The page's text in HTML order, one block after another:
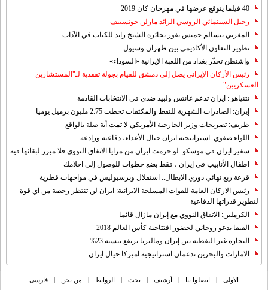
40 فيلما يتوقع عرضها في مهرجان كان 2019
رحيل السينمائي الروسي الرائد مارلن خوتسييف
المغربي بنسالم حميش يفوز بجائزة الشيخ زايد للكتاب في الآداب
تطوير التعاون الأكاديمي بين طهران وسيول
واشنطن تحذّر بغداد من اللعبة الإيرانية «السوداء»
رئيس الأركان الإيراني يصل إلى دمشق للقيام بجولة تفقدية لـ"المستشارين
العسكريين"
نتنياهو : ايران تدعم غانتس ولبيد ضدي في الانتخابات القادمة
إيران: الصادرات الشهریة للنفط والمكثفات تخطت 2.75 مليون برميل يوميا
ظريف: تصريحات وزير الخارجية الأمريكي لا تمت أية صلة بالواقع
اللواء صفوي: استراتيجية ايران حيال الأعداء، دفاعية ورادعة
سفير ايران في موسكو: لو حرمت ايران من مزايا الاتفاق النووي فلا مبرر لبقائها فيه
اطفال الأنابيب في إيران ، فقط بضع خطوات للوصول إلى احلامك
قرعة ربع نهائي دوري الابطال.. استقلال وبرسبوليس في مواجهات قطرية
رئيس الاركان العامة للقوات المسلحة الايرانية: ايران لن تنتظر رخصة من اي قوة
لتطوير قدراتها الدفاعية
الكرملين: الاتفاق النووي مع إيران مازال قائما
الفيفا يدعو روحاني لحضور افتتاحية كأس العالم 2018
التجارة غیر النفطیة بین إیران ومالیزیا ترتفع بنسبة 23%
الامارات والبحرين تدعمان استراتيجية اميركا حيال ايران
الاولی | اتصلوا بنا | أرشیف | بحث | الروابط | من نحن | فارسی